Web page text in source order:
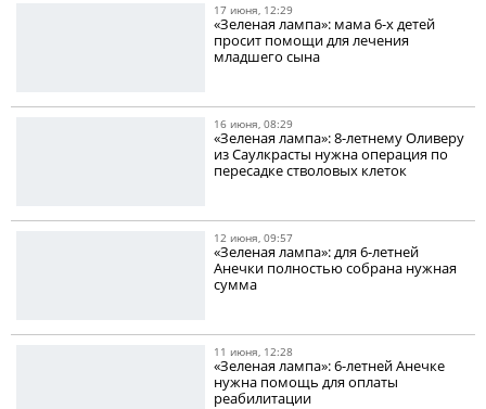
17 июня, 12:29
«Зеленая лампа»: мама 6-х детей
просит помощи для лечения
младшего сына
16 июня, 08:29
«Зеленая лампа»: 8-летнему Оливеру
из Саулкрасты нужна операция по
пересадке стволовых клеток
12 июня, 09:57
«Зеленая лампа»: для 6-летней
Анечки полностью собрана нужная
сумма
11 июня, 12:28
«Зеленая лампа»: 6-летней Анечке
нужна помощь для оплаты
реабилитации